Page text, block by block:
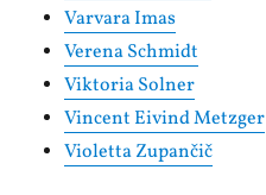
Varvara Imas
Verena Schmidt
Viktoria Solner
Vincent Eivind Metzger
Violetta Zupančič